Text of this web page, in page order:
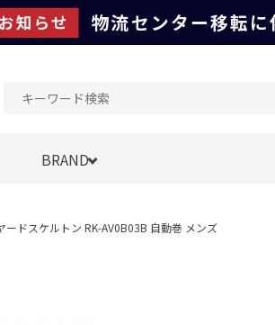
BRAND
ードスケルトン RK-AV0B03B 自動巻 メンズ